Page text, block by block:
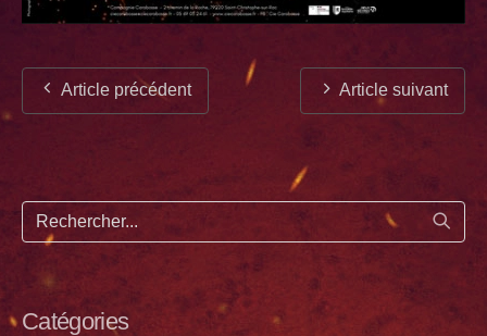
Article précédent Article suivant
Catégories